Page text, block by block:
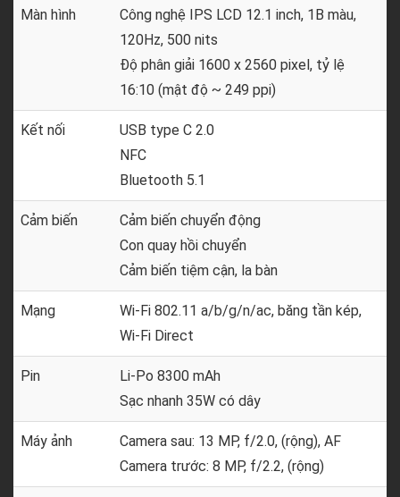
Màn hình
Công nghệ IPS LCD 12.1 inch, 1B màu,
120Hz, 500 nits
Độ phân giải 1600 x 2560 pixel, tỷ lệ
16:10 (mật độ ~ 249 ppi)
Kết nối
USB type C 2.0
NFC
Bluetooth 5.1
Cảm biến
Cảm biến chuyển động
Con quay hồi chuyển
Cảm biến tiệm cận, la bàn
Mạng
Wi-Fi 802.11 a/b/g/n/ac, băng tần kép,
Wi-Fi Direct
Pin
Li-Po 8300 mAh
Sạc nhanh 35W có dây
Máy ảnh
Camera sau: 13 MP, f/2.0, (rộng), AF
Camera trước: 8 MP, f/2.2, (rộng)